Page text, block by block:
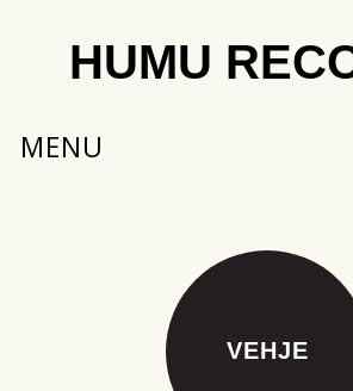
HUMU
MENU
VEHJE